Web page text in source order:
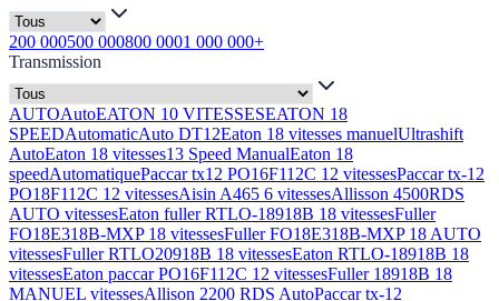
200 000500 000800 0001 000 000+
Transmission
AUTOAutoEATON 10 VITESSESEATON 18
SPEEDAutomaticAuto DT12Eaton 18 vitesses manuelUltrashift
AutoEaton 18 vitesses13 Speed ManualEaton 18
speedAutomatiquePaccar tx12 PO16F112C 12 vitessesPaccar tx-12
PO18F112C 12 vitessesAisin A465 6 vitessesAllisson 4500RDS
AUTO vitessesEaton fuller RTLO-18918B 18 vitessesFuller
FO18E318B-MXP 18 vitessesFuller FO18E318B-MXP 18 AUTO
vitessesFuller RTLO20918B 18 vitessesEaton RTLO-18918B 18
vitessesEaton paccar PO16F112C 12 vitessesFuller 18918B 18
MANUEL vitessesAllison 2200 RDS AutoPaccar tx-12